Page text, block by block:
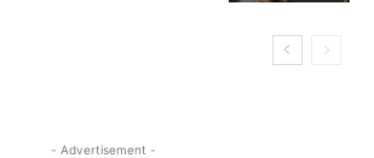
- Advertisement -